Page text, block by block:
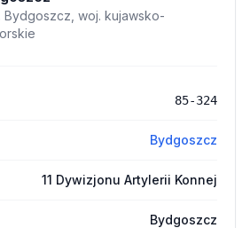
Bydgoszcz, woj. kujawsko-
85-324
Bydgoszcz
11 Dywizjonu Artylerii Konnej
Bydgoszcz